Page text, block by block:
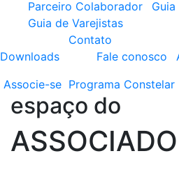
Parceiro Colaborador
Guia de Varejistas
Downloads
Contato
Fale conosco
Associe-se Programa Constelar
espaço do
ASSOCIADO